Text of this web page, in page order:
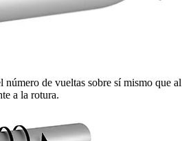
número de vueltas sobre sí mismo que al
a la rotura.